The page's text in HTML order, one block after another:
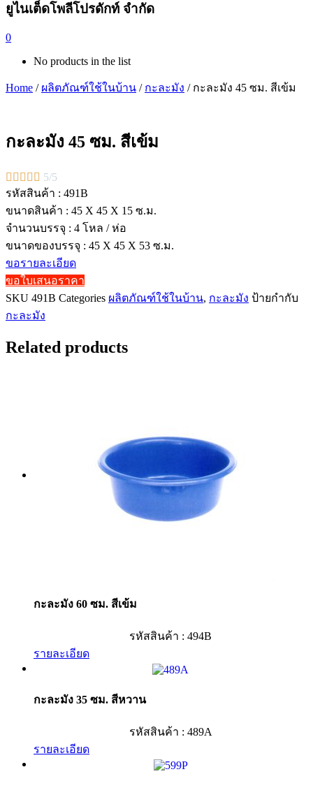
ยูไนเต็ดโพลีโปรดักท์ จำกัด
0
No products in the list
Home / ผลิตภัณฑ์ใช้ในบ้าน / กะละมัง / กะละมัง 45 ซม. สีเข้ม
กะละมัง 45 ซม. สีเข้ม
     5/5
รหัสสินค้า : 491B
ขนาดสินค้า : 45 X 45 X 15 ซ.ม.
จำนวนบรรจุ : 4 โหล / ห่อ
ขนาดของบรรจุ : 45 X 45 X 53 ซ.ม.
ขอรายละเอียด
ขอใบเสนอราคา
SKU 491B Categories ผลิตภัณฑ์ใช้ในบ้าน, กะละมัง ป้ายกำกับ
กะละมัง
Related products
กะละมัง 60 ซม. สีเข้ม
รหัสสินค้า : 494B
รายละเอียด
กะละมัง 35 ซม. สีหวาน
รหัสสินค้า : 489A
รายละเอียด